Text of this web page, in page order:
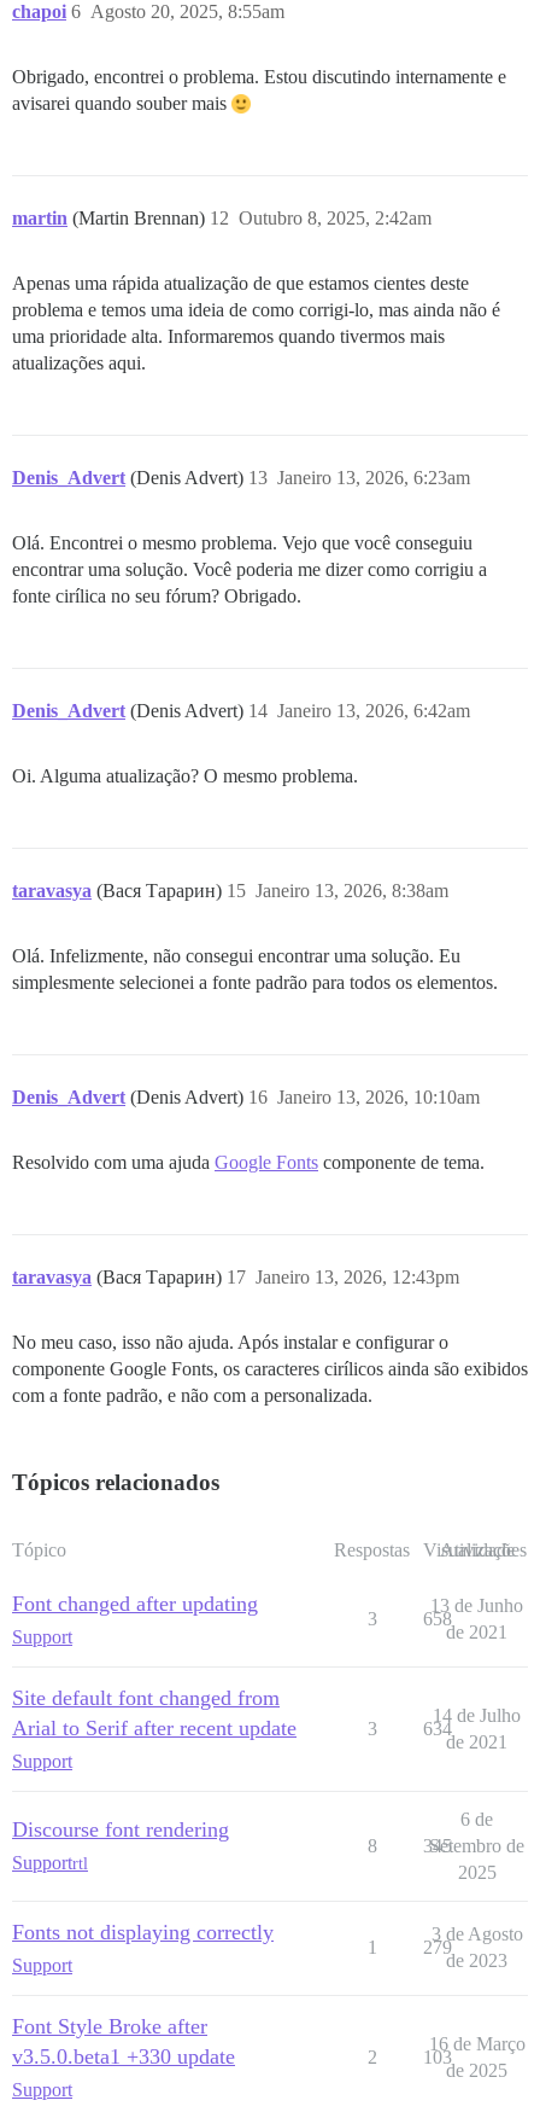
chapoi Agosto 20, 2025, 8:55am
6
Obrigado, encontrei o problema. Estou discutindo internamente e
avisarei quando souber mais
martin (Martin Brennan) Outubro 8, 2025, 2:42am
12
Apenas uma rápida atualização de que estamos cientes deste
problema e temos uma ideia de como corrigi-lo, mas ainda não é
uma prioridade alta. Informaremos quando tivermos mais
atualizações aqui.
Denis_Advert (Denis Advert) Janeiro 13, 2026, 6:23am
13
Olá. Encontrei o mesmo problema. Vejo que você conseguiu
encontrar uma solução. Você poderia me dizer como corrigiu a
fonte cirílica no seu fórum? Obrigado.
Denis_Advert (Denis Advert) Janeiro 13, 2026, 6:42am
14
Oi. Alguma atualização? O mesmo problema.
taravasya (Вася Тарарин) Janeiro 13, 2026, 8:38am
15
Olá. Infelizmente, não consegui encontrar uma solução. Eu
simplesmente selecionei a fonte padrão para todos os elementos.
Denis_Advert (Denis Advert) Janeiro 13, 2026, 10:10am
16
Resolvido com uma ajuda Google Fonts componente de tema.
taravasya (Вася Тарарин) Janeiro 13, 2026, 12:43pm
17
No meu caso, isso não ajuda. Após instalar e configurar o
componente Google Fonts, os caracteres cirílicos ainda são exibidos
com a fonte padrão, e não com a personalizada.
Tópicos relacionados
Tópico Respostas Visualizações
Atividade
Font changed after updating
Support
3 658
13 de Junho
de 2021
Site default font changed from
Arial to Serif after recent update
Support
3 634
14 de Julho
de 2021
Discourse font rendering
Supportrtl
8 345
6 de
Setembro de
2025
Fonts not displaying correctly
Support
1 279
3 de Agosto
de 2023
Font Style Broke after
v3.5.0.beta1 +330 update
Support
2 103
16 de Março
de 2025